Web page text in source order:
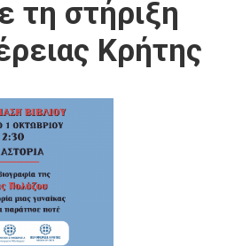
τη στήριξη
Κρήτης